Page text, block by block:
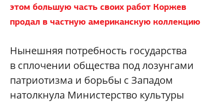
этом большую часть своих работ Коржев
продал в частную американскую коллекцию
Нынешняя потребность государства
в сплочении общества под лозунгами
патриотизма и борьбы с Западом
натолкнула Министерство культуры